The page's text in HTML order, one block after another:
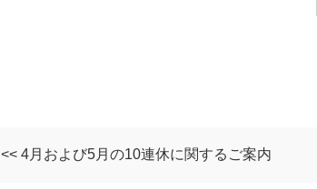
<< 4月および5月の10連休に関するご案内